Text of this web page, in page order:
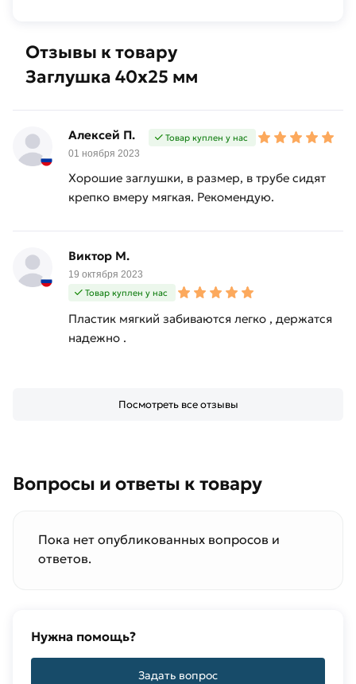
Отзывы к товару
Заглушка 40х25 мм
Алексей П.
01 ноября 2023
Товар куплен у нас
Хорошие заглушки, в размер, в трубе сидят
крепко вмеру мягкая. Рекомендую.
Виктор М.
19 октября 2023
Товар куплен у нас
Пластик мягкий забиваются легко , держатся
надежно .
Посмотреть все отзывы
Вопросы и ответы к товару
Пока нет опубликованных вопросов и
ответов.
Нужна помощь?
Задать вопрос